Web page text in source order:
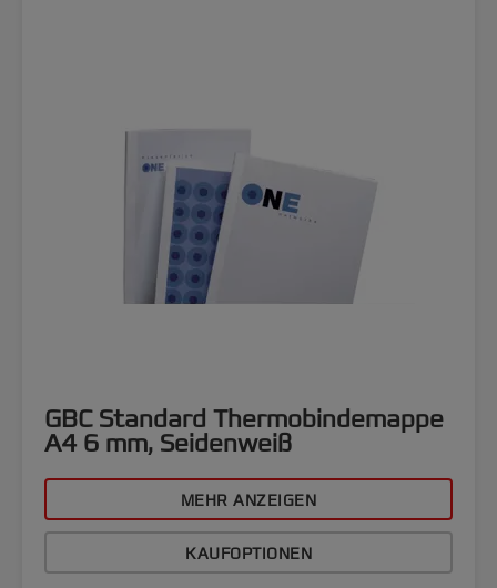
GBC Standard Thermobindemappe
A4 6 mm, Seidenweiß
MEHR ANZEIGEN
KAUFOPTIONEN